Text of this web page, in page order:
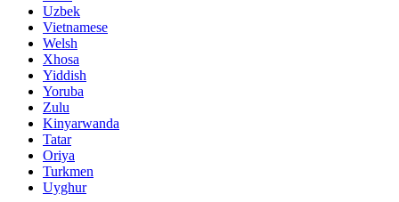
Uzbek
Vietnamese
Welsh
Xhosa
Yiddish
Yoruba
Zulu
Kinyarwanda
Tatar
Oriya
Turkmen
Uyghur